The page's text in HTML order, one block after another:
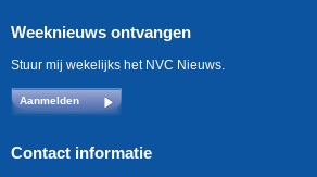
Weeknieuws ontvangen
Stuur mij wekelijks het NVC Nieuws.
Aanmelden
Contact informatie